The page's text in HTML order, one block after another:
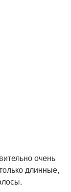
очень
длинные,